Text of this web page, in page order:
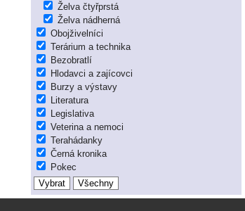
Želva čtyřprstá
Želva nádherná
Obojživelníci
Terárium a technika
Bezobratlí
Hlodavci a zajícovci
Burzy a výstavy
Literatura
Legislativa
Veterina a nemoci
Terahádanky
Černá kronika
Pokec